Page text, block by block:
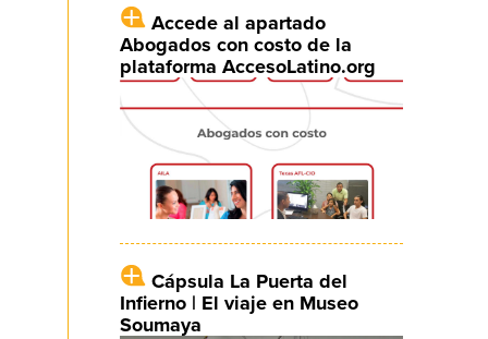
Accede al apartado
Abogados con costo de la
plataforma AccesoLatino.org
Cápsula La Puerta del
Infierno | El viaje en Museo
Soumaya